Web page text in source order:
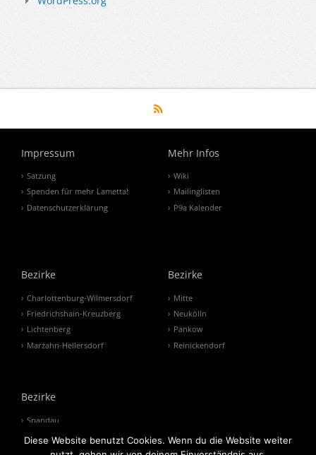
Impressum
Satzung
Spenden für mehr Lametta!
Datenschutzerklärung
Mehr Infos
Wiki
Mailinglisten
P9a Kalender
Bezirke
Charlottenburg-Wilmersdorf
Friedrichshain-Kreuzberg
Lichtenberg
Marzahn-Hellersdorf
Bezirke
Mitte
Neukölln
Pankow
Reinickendorf
Bezirke
Spandau
Steglitz-Zehlendorf
Tempelhof-Schöneberg
Diese Website benutzt Cookies. Wenn du die Website weiter